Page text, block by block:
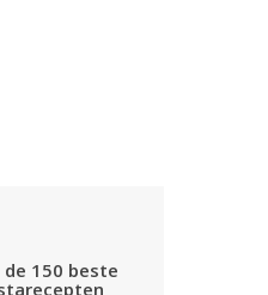
150 beste